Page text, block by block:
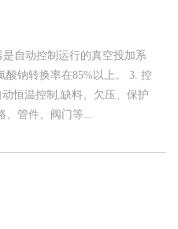
自动控制运行的真空投加系
酸钠转换率在85%以上。 3. 控
恒温控制,缺料、欠压、保护
管件、阀门等...